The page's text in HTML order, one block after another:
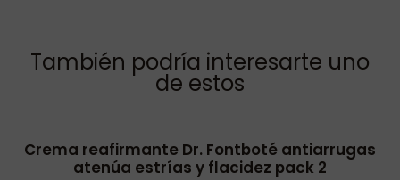
También podría interesarte uno
de estos
Crema reafirmante Dr. Fontboté antiarrugas
atenúa estrías y flacidez pack 2